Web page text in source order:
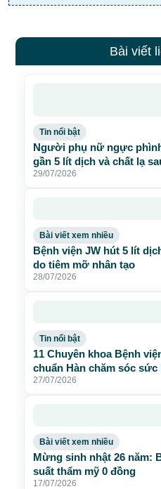
Bài viết
Tin nổi bật
Người phụ nữ ngực
gần 5 lít dịch và chất lạ
tạo
29/07/2026
Bài viết xem nhiều
Bệnh viện JW hút 5 lít
do tiêm mỡ nhân tạo
28/07/2026
Tin nổi bật
11 Chuyên khoa Bệnh
chuẩn Hàn chăm sóc sức
27/07/2026
Bài viết xem nhiều
Mừng sinh nhật 26 năm:
suất thẩm mỹ 0 đồng
17/07/2026